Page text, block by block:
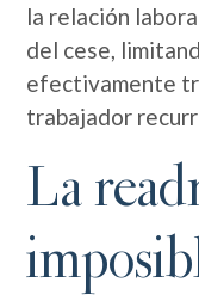
la relación
del cese,
efectivamente
trabajador
La